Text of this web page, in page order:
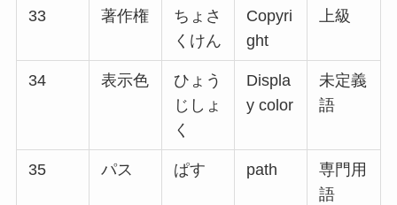
33 著作権
ちょさ
くけん
Copyri
ght
上級
34 表示色
ひょう
じしょ
く
Displa
y color
未定義
語
35 パス ぱす path
専門用
語